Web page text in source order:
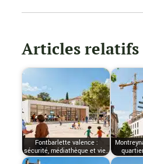
Articles relatifs
Fontbarlette valence :
sécurité, médiathèque et vie…